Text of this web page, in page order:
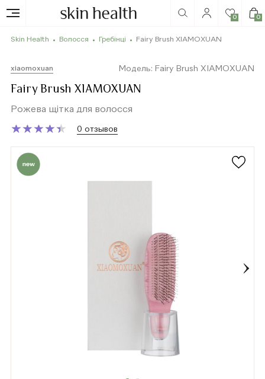
0 0
Skin Health Волосся Гребінці Fairy Brush XIAMOXUAN
xiaomoxuan Модель: Fairy Brush XIAMOXUAN
Fairy Brush XIAMOXUAN
Рожева щітка для волосся
★
★★
★★
★★
★★
★ 0 отзывов